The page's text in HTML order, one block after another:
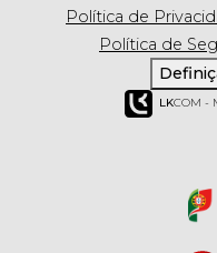
Política de
Política de
LKCOM -